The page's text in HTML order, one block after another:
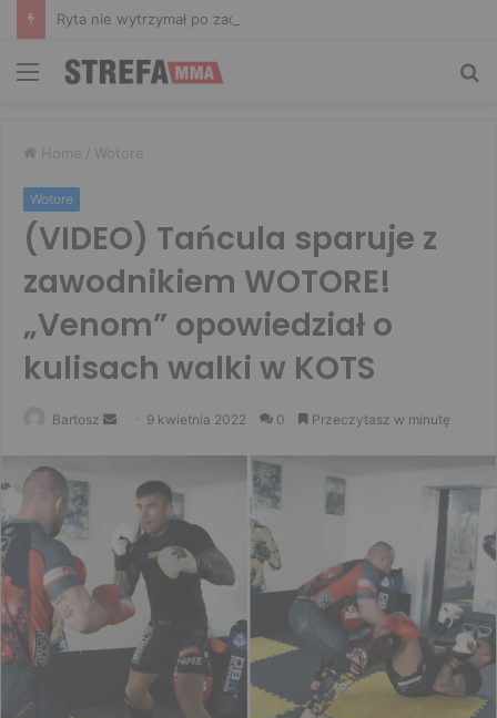
Menu
Home / Wotore
Wotore
(VIDEO) Tańcula sparuje z
zawodnikiem WOTORE!
„Venom” opowiedział o
kulisach walki w KOTS
Bartosz
Send 9 kwietnia 2022 0 Przeczytasz w minutę